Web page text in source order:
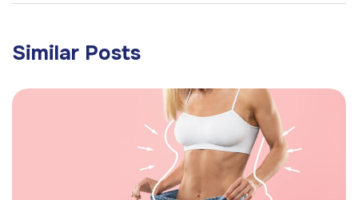
Similar Posts